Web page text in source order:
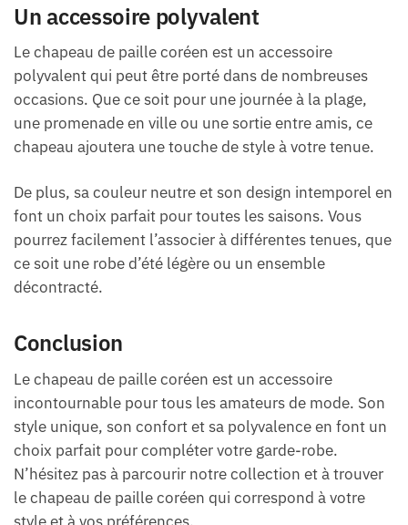
Un accessoire polyvalent
Le chapeau de paille coréen est un accessoire
polyvalent qui peut être porté dans de nombreuses
occasions. Que ce soit pour une journée à la plage,
une promenade en ville ou une sortie entre amis, ce
chapeau ajoutera une touche de style à votre tenue.
De plus, sa couleur neutre et son design intemporel en
font un choix parfait pour toutes les saisons. Vous
pourrez facilement l’associer à différentes tenues, que
ce soit une robe d’été légère ou un ensemble
décontracté.
Conclusion
Le chapeau de paille coréen est un accessoire
incontournable pour tous les amateurs de mode. Son
style unique, son confort et sa polyvalence en font un
choix parfait pour compléter votre garde-robe.
N’hésitez pas à parcourir notre collection et à trouver
le chapeau de paille coréen qui correspond à votre